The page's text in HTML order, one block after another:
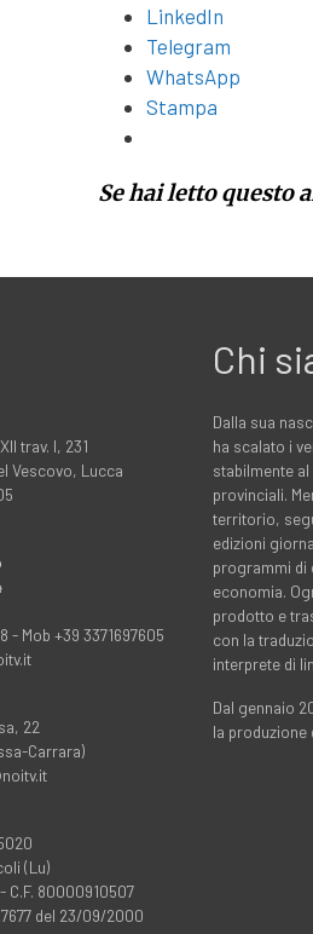
LinkedIn
Telegram
WhatsApp
Stampa
Se hai letto questo
trav. I, 231
Vescovo, Lucca
- Mob +39 3371697605
22
Carrara)
(Lu)
C.F. 80000910507
del 23/09/2000
Chi
Dalla sua
ha scalato i
stabilmente
provinciali.
territorio,
edizioni
programmi di
economia.
prodotto e
con la
interprete di
Dal gennaio
la